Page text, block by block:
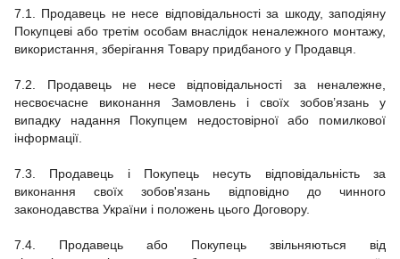
7.1.
Продавець не несе відповідальності за шкоду, заподіяну
Покупцеві або третім особам внаслідок неналежного монтажу,
використання, зберігання Товару придбаного у Продавця.
7.2.
Продавець не несе відповідальності за неналежне,
несвоєчасне виконання Замовлень і своїх зобов’язань у
випадку надання Покупцем недостовірної або помилкової
інформації.
7.3.
Продавець і Покупець несуть відповідальність за
виконання своїх зобов'язань відповідно до чинного
законодавства України і положень цього Договору.
7.4.
Продавець або Покупець звільняються від